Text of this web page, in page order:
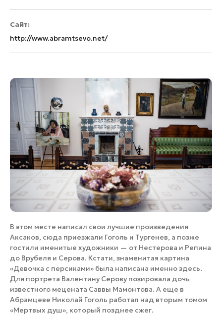
Сайт:
http://www.abramtsevo.net/
В этом месте написал свои лучшие произведения
Аксаков, сюда приезжали Гоголь и Тургенев, а позже
гостили именитые художники — от Нестерова и Репина
до Врубеля и Серова. Кстати, знаменитая картина
«Девочка с персиками» была написана именно здесь.
Для портрета Валентину Серову позировала дочь
известного мецената Саввы Мамонтова. А еще в
Абрамцеве Николай Гоголь работал над вторым томом
«Мертвых душ», который позднее сжег.